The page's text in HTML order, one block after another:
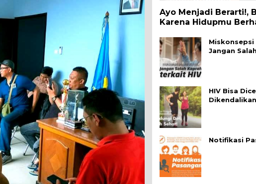
Ayo Menjadi Berarti!,
Karena Hidupmu
Miskonsepsi
Jangan
HIV Bisa
Notifikasi